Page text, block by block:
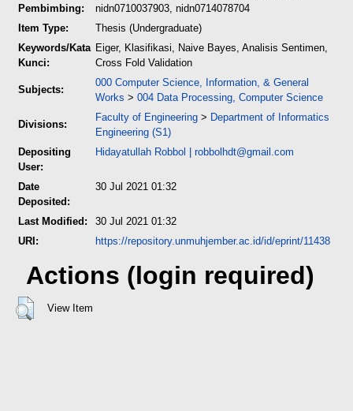
Pembimbing:
nidn0710037903, nidn0714078704
Item Type:
Thesis (Undergraduate)
Keywords/Kata
Kunci:
Eiger, Klasifikasi, Naive Bayes, Analisis Sentimen,
Cross Fold Validation
Subjects:
000 Computer Science, Information, & General
Works > 004 Data Processing, Computer Science
Divisions:
Faculty of Engineering > Department of Informatics
Engineering (S1)
Depositing
User:
Hidayatullah Robbol | robbolhdt@gmail.com
Date
Deposited:
30 Jul 2021 01:32
Last Modified:
30 Jul 2021 01:32
URI:
https://repository.unmuhjember.ac.id/id/eprint/11438
Actions (login required)
View Item